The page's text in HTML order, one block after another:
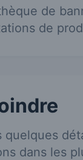
de
de
quelques
dans les